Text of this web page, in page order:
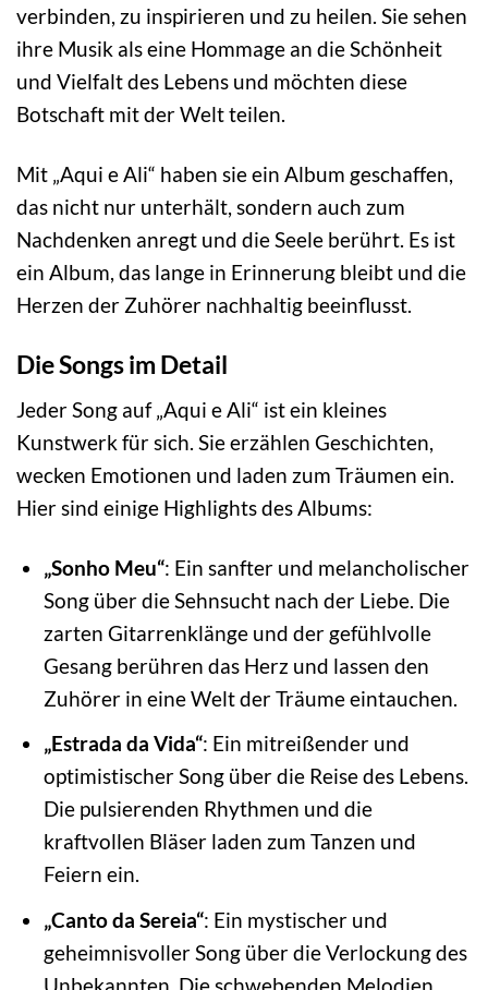
verbinden, zu inspirieren und zu heilen. Sie sehen
ihre Musik als eine Hommage an die Schönheit
und Vielfalt des Lebens und möchten diese
Botschaft mit der Welt teilen.
Mit „Aqui e Ali“ haben sie ein Album geschaffen,
das nicht nur unterhält, sondern auch zum
Nachdenken anregt und die Seele berührt. Es ist
ein Album, das lange in Erinnerung bleibt und die
Herzen der Zuhörer nachhaltig beeinflusst.
Die Songs im Detail
Jeder Song auf „Aqui e Ali“ ist ein kleines
Kunstwerk für sich. Sie erzählen Geschichten,
wecken Emotionen und laden zum Träumen ein.
Hier sind einige Highlights des Albums:
„Sonho Meu“: Ein sanfter und melancholischer
Song über die Sehnsucht nach der Liebe. Die
zarten Gitarrenklänge und der gefühlvolle
Gesang berühren das Herz und lassen den
Zuhörer in eine Welt der Träume eintauchen.
„Estrada da Vida“: Ein mitreißender und
optimistischer Song über die Reise des Lebens.
Die pulsierenden Rhythmen und die
kraftvollen Bläser laden zum Tanzen und
Feiern ein.
„Canto da Sereia“: Ein mystischer und
geheimnisvoller Song über die Verlockung des
Unbekannten. Die schwebenden Melodien